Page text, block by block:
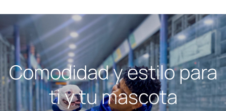
Comodidad y estilo para
ti y tu mascota